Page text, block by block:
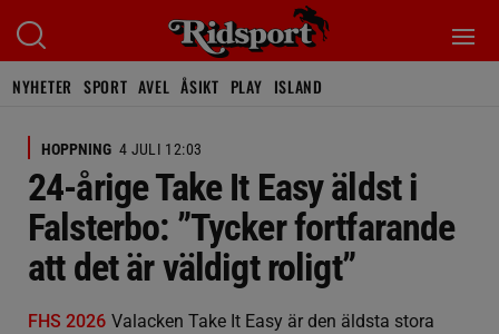
NYHETER SPORT AVEL ÅSIKT PLAY ISLAND
HOPPNING 4 JULI 12:03
24-årige Take It Easy äldst i
Falsterbo: ”Tycker fortfarande
att det är väldigt roligt”
FHS 2026 Valacken Take It Easy är den äldsta stora